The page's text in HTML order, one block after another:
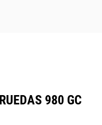
todos los puntos de
980 GC